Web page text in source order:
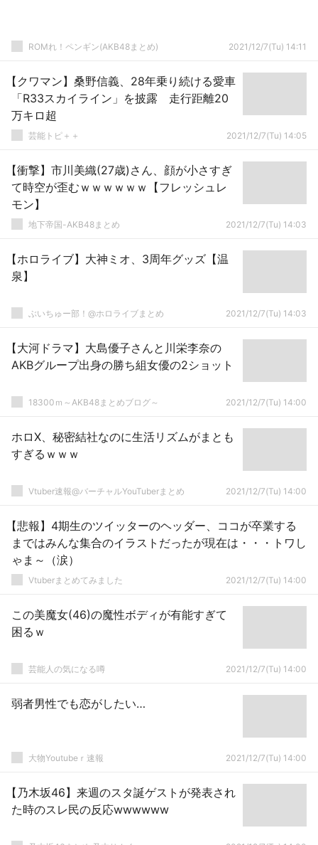
ROMれ！ペンギン(AKB48まとめ) 2021/12/7(Tu) 14:11
【クワマン】桑野信義、28年乗り続ける愛車
「R33スカイライン」を披露 走行距離20
万キロ超
芸能トピ＋＋ 2021/12/7(Tu) 14:05
【衝撃】市川美織(27歳)さん、顔が小さすぎ
て時空が歪むｗｗｗｗｗｗ【フレッシュレ
モン】
地下帝国-AKB48まとめ 2021/12/7(Tu) 14:03
【ホロライブ】大神ミオ、3周年グッズ【温
泉】
ぶいちゅー部！@ホロライブまとめ 2021/12/7(Tu) 14:03
【大河ドラマ】大島優子さんと川栄李奈の
AKBグループ出身の勝ち組女優の2ショット
18300ｍ～AKB48まとめブログ～ 2021/12/7(Tu) 14:00
ホロX、秘密結社なのに生活リズムがまとも
すぎるｗｗｗ
Vtuber速報@バーチャルYouTuberまとめ 2021/12/7(Tu) 14:00
【悲報】4期生のツイッターのヘッダー、ココが卒業する
まではみんな集合のイラストだったが現在は・・・トワし
ゃま～（涙）
Vtuberまとめてみました 2021/12/7(Tu) 14:00
この美魔女(46)の魔性ボディが有能すぎて
困るｗ
芸能人の気になる噂 2021/12/7(Tu) 14:00
弱者男性でも恋がしたい…
大物Youtubeｒ速報 2021/12/7(Tu) 14:00
【乃木坂46】来週のスタ誕ゲストが発表され
た時のスレ民の反応wwwwww